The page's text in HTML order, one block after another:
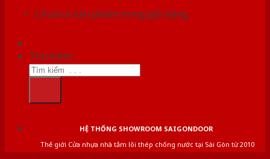
Chưa có sản phẩm trong giỏ hàng.
Tìm kiếm:
HỆ THỐNG SHOWROOM SAIGONDOOR
Thế giới Cửa nhựa nhà tắm lõi thép chống nước tại Sài Gòn từ 2010